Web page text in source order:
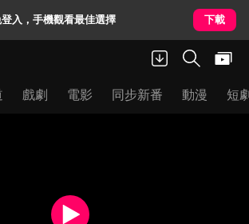
入，手機觀看最佳選擇 下載
戲劇 電影 同步新番 動漫 短